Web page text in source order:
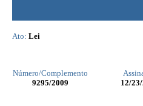
Ato: Lei
Número/Complemento
9295/2009 12/